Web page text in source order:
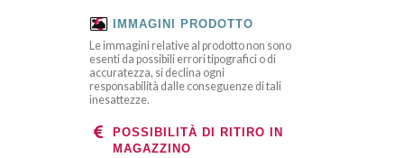
IMMAGINI PRODOTTO
Le immagini relative al prodotto non sono
esenti da possibili errori tipografici o di
accuratezza, si declina ogni
responsabilità dalle conseguenze di tali
inesattezze.
POSSIBILITÀ DI RITIRO IN
MAGAZZINO